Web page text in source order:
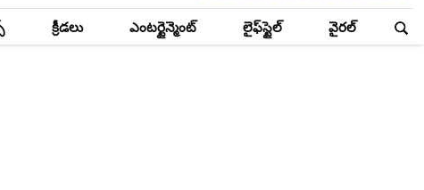
క్రీడలు ఎంటర్టైన్మెంట్ లైఫ్‌స్టైల్ వైరల్